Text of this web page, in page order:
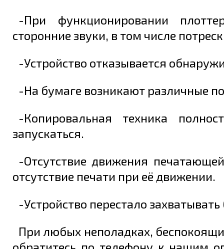
-При функционировании
сторонние звуки, в том числе
-Устройство отказывается
-На бумаге возникают различные
-Копировальная техника
запускаться.
-Отсутствие движения
отсутствие печати при её движении.
-Устройство перестало
При любых неполадках,
Задать вопрос